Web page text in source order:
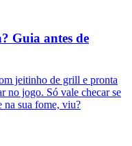
Guia antes de
jeitinho de grill e pronta
no jogo. Só vale checar se
na sua fome, viu?